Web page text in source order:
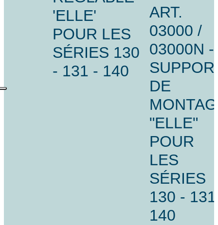
'ELLE'
POUR LES
SÉRIES 130
- 131 - 140
ART.
03000 /
03000N -
DE
"ELLE"
POUR
LES
SÉRIES
130 -
140